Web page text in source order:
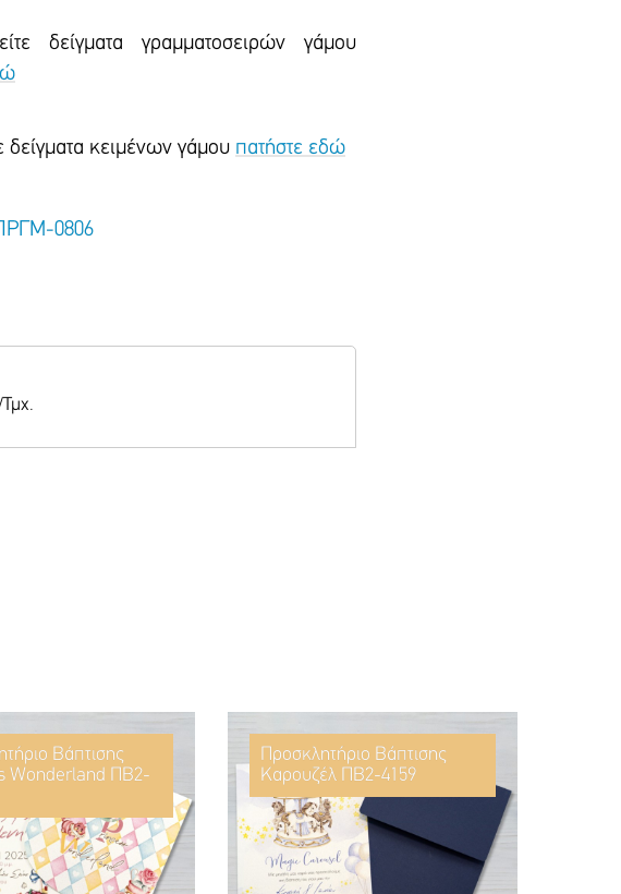
δείγματα γραμματοσειρών γάμου
δείγματα κειμένων γάμου πατήστε εδώ
0806
Βάπτισης
Wonderland ΠΒ2-
Προσκλητήριο Βάπτισης
Καρουζέλ ΠΒ2-4159